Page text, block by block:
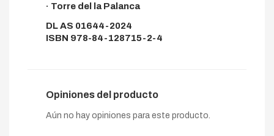
· Torre del la Palanca
DL AS 01644-2024
ISBN 978-84-128715-2-4
Opiniones del producto
Aún no hay opiniones para este producto.